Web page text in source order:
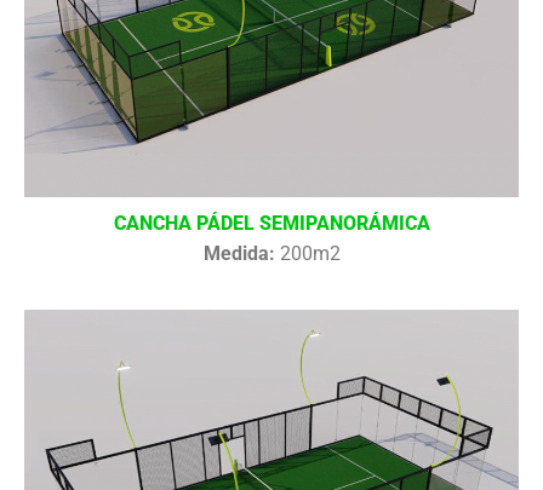
CANCHA PÁDEL SEMIPANORÁMICA
Medida: 200m2